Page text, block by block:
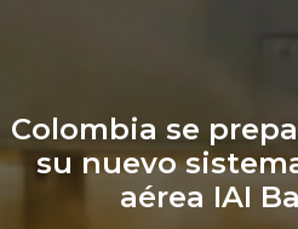
Colombia se
su nuevo
aérea IAI